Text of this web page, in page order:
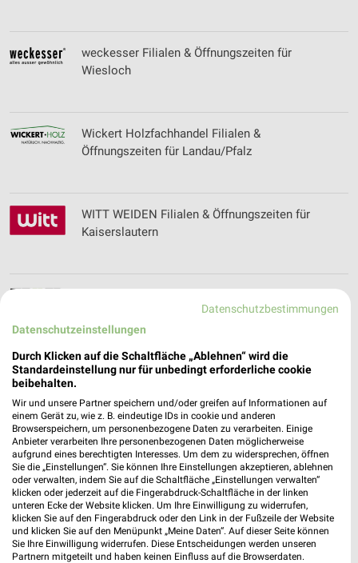
weckesser Filialen & Öffnungszeiten für
Wiesloch
Wickert Holzfachhandel Filialen &
Öffnungszeiten für Landau/Pfalz
WITT WEIDEN Filialen & Öffnungszeiten für
Kaiserslautern
Wohnland Breitwieser Filialen & Öffnungszeiten
Wolf Bauelemente Filialen & Öffnungszeiten für
Wachenheim
Woolworth Prospekte & Aktionen für Bad
Kreuznach
Datenschutzbestimmungen
Datenschutzeinstellungen
Durch Klicken auf die Schaltfläche „Ablehnen“ wird die
Standardeinstellung nur für unbedingt erforderliche cookie
beibehalten.
Wir und unsere Partner speichern und/oder greifen auf Informationen auf
einem Gerät zu, wie z. B. eindeutige IDs in cookie und anderen
Browserspeichern, um personenbezogene Daten zu verarbeiten. Einige
Anbieter verarbeiten Ihre personenbezogenen Daten möglicherweise
aufgrund eines berechtigten Interesses. Um dem zu widersprechen, öffnen
Sie die „Einstellungen“. Sie können Ihre Einstellungen akzeptieren, ablehnen
oder verwalten, indem Sie auf die Schaltfläche „Einstellungen verwalten“
klicken oder jederzeit auf die Fingerabdruck-Schaltfläche in der linken
unteren Ecke der Website klicken. Um Ihre Einwilligung zu widerrufen,
klicken Sie auf den Fingerabdruck oder den Link in der Fußzeile der Website
und klicken Sie auf den Menüpunkt „Meine Daten“. Auf dieser Seite können
Sie Ihre Einwilligung widerrufen. Diese Entscheidungen werden unseren
Partnern mitgeteilt und haben keinen Einfluss auf die Browserdaten.